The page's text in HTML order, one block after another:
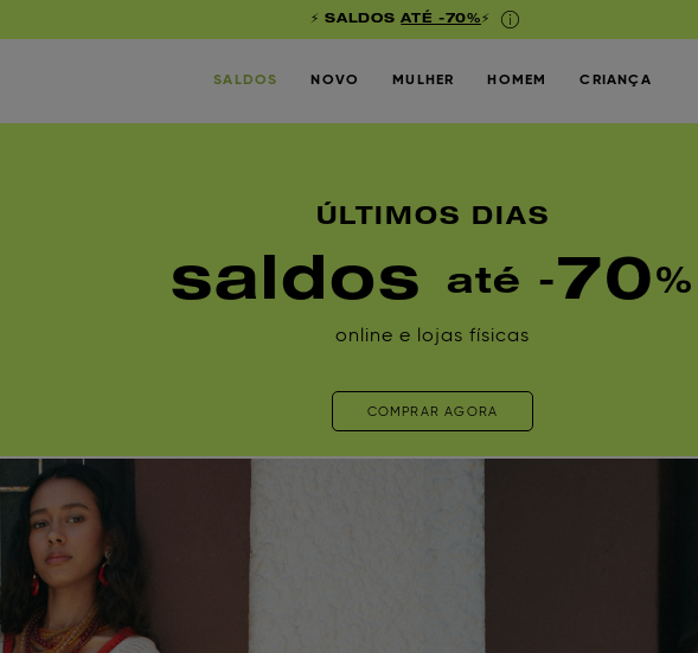
⚡ SALDOSATÉ -70%⚡
SALDOS NOVO MULHER HOMEM CRIANÇA
ÚLTIMOS DIAS
saldos até -70%
online e lojas físicas
COMPRAR AGORA